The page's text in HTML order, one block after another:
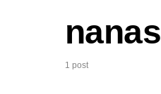
nanas
1 post